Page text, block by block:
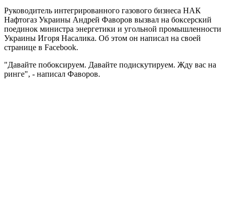
Руководитель интегрированного газового бизнеса НАК
Нафтогаз Украины Андрей Фаворов вызвал на боксерский
поединок министра энергетики и угольной промышленности
Украины Игоря Насалика. Об этом он написал на своей
странице в Facebook.
"Давайте побоксируем. Давайте подискутируем. Жду вас на
ринге", - написал Фаворов.